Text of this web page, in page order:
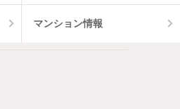
マンション情報